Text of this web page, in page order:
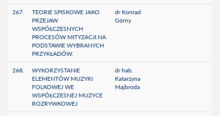
267.
TEORIE SPISKOWE JAKO
PRZEJAW
WSPÓŁCZESNYCH
PROCESÓW MITYZACJI.NA
PODSTAWIE WYBRANYCH
PRZYKŁADÓW.
dr Konrad
Górny
268.
WYKORZYSTANIE
ELEMENTÓW MUZYKI
FOLKOWEJ WE
WSPÓŁCZESNEJ MUZYCE
ROZRYWKOWEJ
dr hab.
Katarzyna
Majbroda